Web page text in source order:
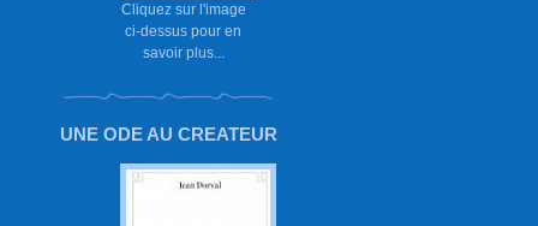
Cliquez sur l'image
ci-dessus pour en
savoir plus...
UNE ODE AU CREATEUR